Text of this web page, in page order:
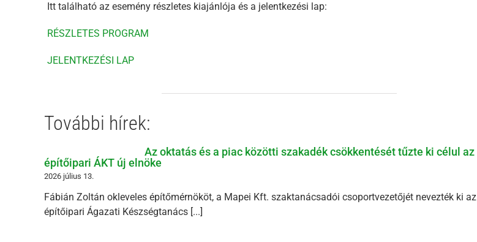
Itt található az esemény részletes kiajánlója és a jelentkezési lap:
RÉSZLETES PROGRAM
JELENTKEZÉSI LAP
További hírek:
Az oktatás és a piac közötti szakadék csökkentését tűzte ki célul az
építőipari ÁKT új elnöke
2026 július 13.
Fábián Zoltán okleveles építőmérnököt, a Mapei Kft. szaktanácsadói csoportvezetőjét nevezték ki az
építőipari Ágazati Készségtanács [...]